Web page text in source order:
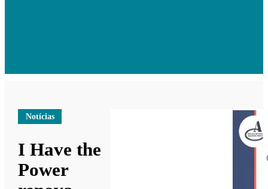
Notícias
I Have the
Power